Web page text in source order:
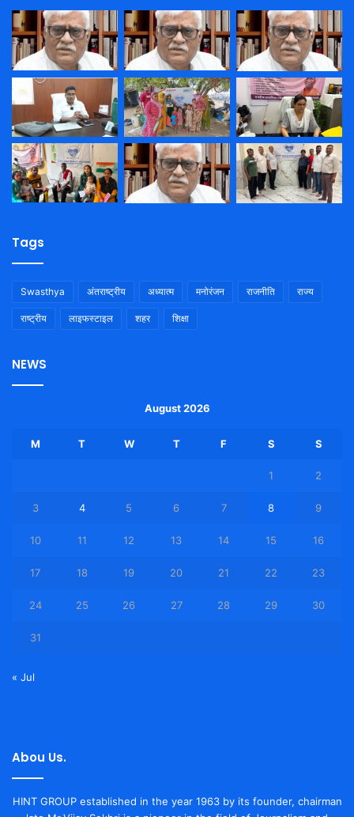
Tags
Swasthya अंतराष्ट्रीय अध्यात्म मनोरंजन राजनीति राज्य
राष्ट्रीय लाइफस्टाइल शहर शिक्षा
NEWS
August 2026
M T W T F S S
1 2
3 4 5 6 7 8 9
10 11 12 13 14 15 16
17 18 19 20 21 22 23
24 25 26 27 28 29 30
31
« Jul
Abou Us.
HINT GROUP established in the year 1963 by its founder, chairman